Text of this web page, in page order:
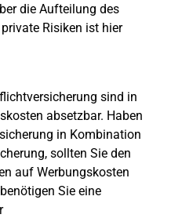
die Aufteilung des
Risiken ist hier
sind in
absetzbar. Haben
in Kombination
sollten Sie den
auf Werbungskosten
Sie eine